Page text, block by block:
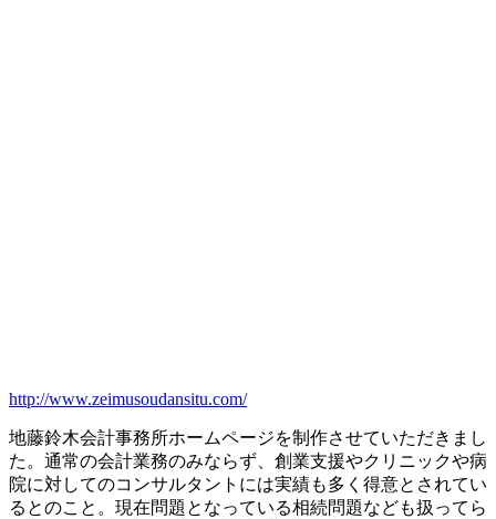
http://www.zeimusoudansitu.com/
地藤鈴木会計事務所ホームページを制作させていただきまし
た。通常の会計業務のみならず、創業支援やクリニックや病
院に対してのコンサルタントには実績も多く得意とされてい
るとのこと。現在問題となっている相続問題なども扱ってら